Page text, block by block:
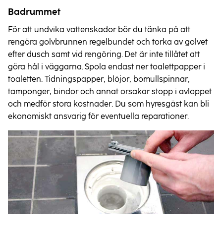
Badrummet
För att undvika vattenskador bör du tänka på att
rengöra golvbrunnen regelbundet och torka av golvet
efter dusch samt vid rengöring. Det är inte tillåtet att
göra hål i väggarna. Spola endast ner toalettpapper i
toaletten. Tidningspapper, blöjor, bomullspinnar,
tamponger, bindor och annat orsakar stopp i avloppet
och medför stora kostnader. Du som hyresgäst kan bli
ekonomiskt ansvarig för eventuella reparationer.